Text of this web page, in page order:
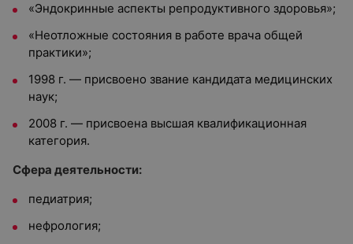
«Эндокринные аспекты репродуктивного здоровья»;
«Неотложные состояния в работе врача общей
практики»;
1998 г. — присвоено звание кандидата медицинских
наук;
2008 г. — присвоена высшая квалификационная
категория.
Сфера деятельности:
педиатрия;
нефрология;